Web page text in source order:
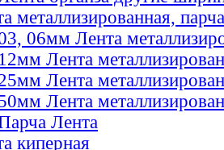
металлизированная, парча
06мм Лента
12мм Лента
Лента
Лента
Лента
киперная